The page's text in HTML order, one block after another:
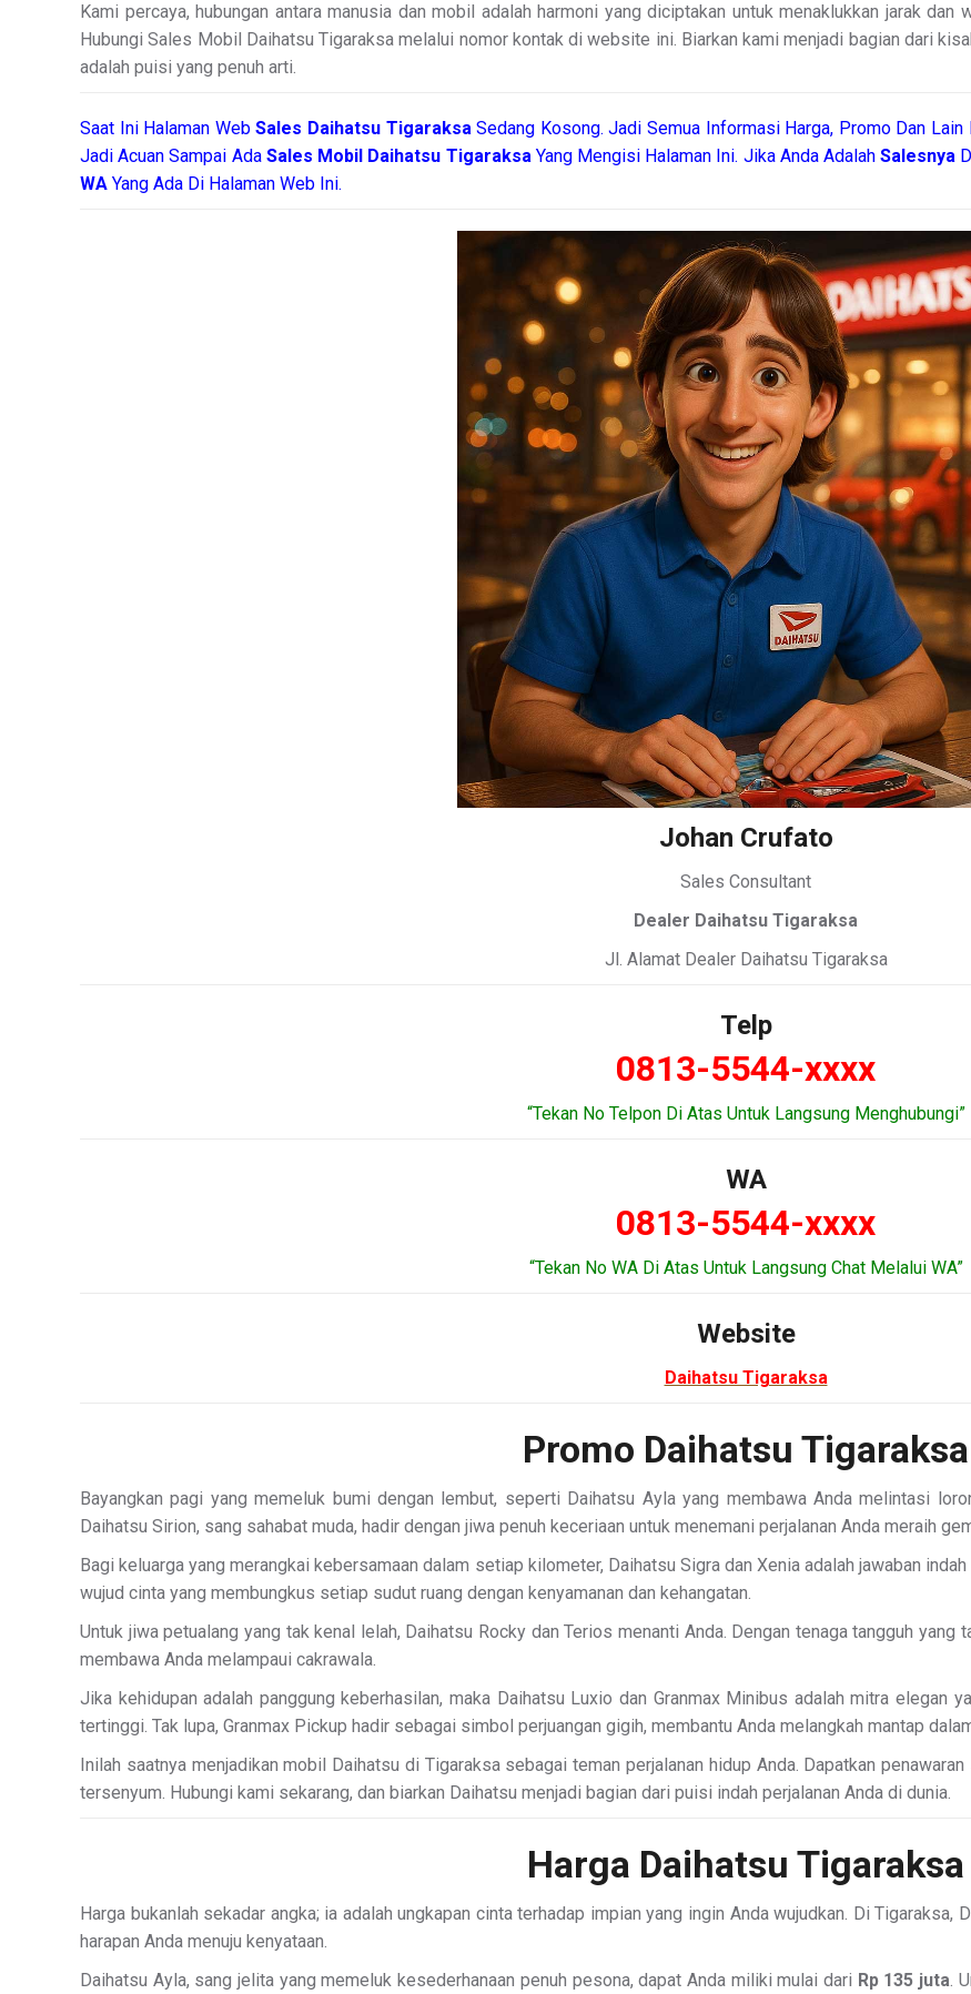
Kami percaya, hubungan antara manusia dan mobil adalah harmoni yang diciptakan untuk menaklukkan jarak dan
Hubungi Sales Mobil Daihatsu Tigaraksa melalui nomor kontak di website ini. Biarkan kami menjadi bagian dari
adalah puisi yang penuh arti.
Saat Ini Halaman WebSales Daihatsu TigaraksaSedang Kosong. Jadi Semua Informasi Harga, Promo Dan
Jadi Acuan Sampai Ada Sales Mobil Daihatsu Tigaraksa Yang Mengisi Halaman Ini. Jika Anda AdalahSalesnya
WA Yang Ada Di Halaman Web Ini.
Johan Crufato
Sales Consultant
Dealer Daihatsu Tigaraksa
Jl. Alamat Dealer Daihatsu Tigaraksa
Telp
0813-5544-xxxx
“Tekan No Telpon Di Atas Untuk Langsung Menghubungi”
WA
0813-5544-xxxx
“Tekan No WA Di Atas Untuk Langsung Chat Melalui WA”
Website
Daihatsu Tigaraksa
Promo Daihatsu Tigaraksa
Bayangkan pagi yang memeluk bumi dengan lembut, seperti Daihatsu Ayla yang membawa Anda melintasi
Daihatsu Sirion, sang sahabat muda, hadir dengan jiwa penuh keceriaan untuk menemani perjalanan Anda meraih
Bagi keluarga yang merangkai kebersamaan dalam setiap kilometer, Daihatsu Sigra dan Xenia adalah jawaban
wujud cinta yang membungkus setiap sudut ruang dengan kenyamanan dan kehangatan.
Untuk jiwa petualang yang tak kenal lelah, Daihatsu Rocky dan Terios menanti Anda. Dengan tenaga tangguh
membawa Anda melampaui cakrawala.
Jika kehidupan adalah panggung keberhasilan, maka Daihatsu Luxio dan Granmax Minibus adalah mitra elegan
tertinggi. Tak lupa, Granmax Pickup hadir sebagai simbol perjuangan gigih, membantu Anda melangkah mantap
Inilah saatnya menjadikan mobil Daihatsu di Tigaraksa sebagai teman perjalanan hidup Anda. Dapatkan
tersenyum. Hubungi kami sekarang, dan biarkan Daihatsu menjadi bagian dari puisi indah perjalanan Anda di dunia.
Harga Daihatsu Tigaraksa
Harga bukanlah sekadar angka; ia adalah ungkapan cinta terhadap impian yang ingin Anda wujudkan. Di Tigaraksa,
harapan Anda menuju kenyataan.
Daihatsu Ayla, sang jelita yang memeluk kesederhanaan penuh pesona, dapat Anda miliki mulai dari Rp 135 juta.